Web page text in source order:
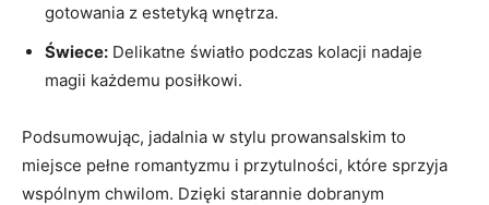
gotowania‌ z estetyką wnętrza.
Świece: ​Delikatne światło ​podczas kolacji⁣ nadaje
magii każdemu posiłkowi.
Podsumowując, jadalnia w stylu prowansalskim to
miejsce pełne romantyzmu ⁢i przytulności, ⁢które‌ sprzyja
wspólnym chwilom. Dzięki starannie dobranym